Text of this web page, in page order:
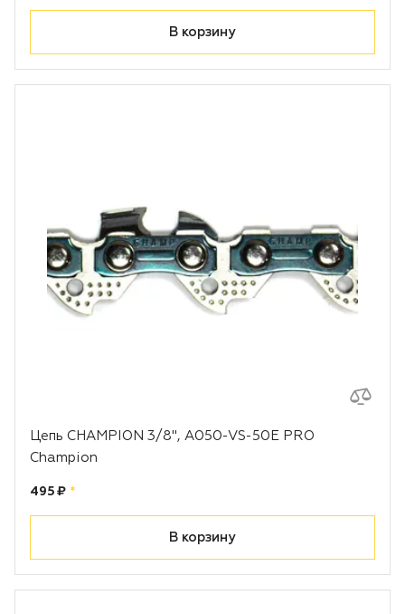
В корзину
Цепь CHAMPION 3/8", A050-VS-50E PRO
Champion
Цена:
495 ₽ рублей
*
В корзину